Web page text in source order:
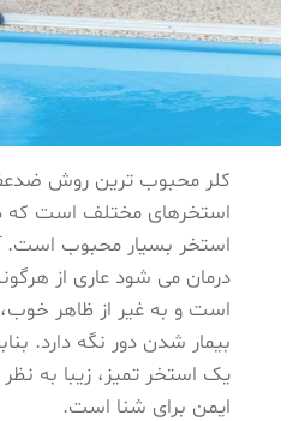
کلر محبوب ترین روش
استخرهای مختلف است که
استخر بسیار محبوب است.
درمان می شود عاری از
است و به غیر از ظاهر خوب،
بیمار شدن دور نگه دارد.
یک استخر تمیز، زیبا به
ایمن برای شنا است.